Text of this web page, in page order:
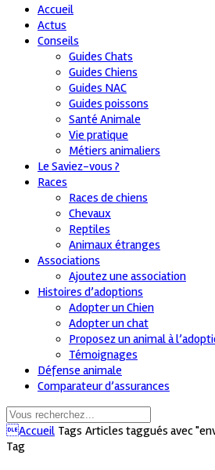
Accueil
Actus
Conseils
Guides Chats
Guides Chiens
Guides NAC
Guides poissons
Santé Animale
Vie pratique
Métiers animaliers
Le Saviez-vous ?
Races
Races de chiens
Chevaux
Reptiles
Animaux étranges
Associations
Ajoutez une association
Histoires d’adoptions
Adopter un Chien
Adopter un chat
Proposez un animal à
Témoignages
Défense animale
Comparateur d’assurances
Accueil Tags Articles taggués avec
Tag